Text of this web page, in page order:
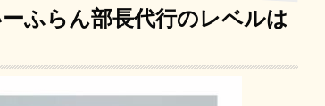
ふらん部長代行のレベルは